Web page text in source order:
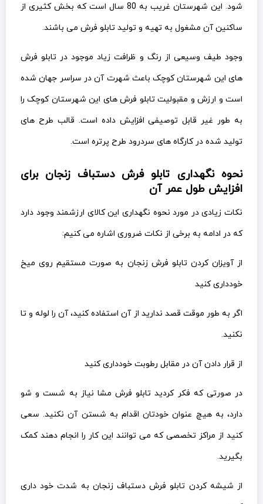
شود. این شهرستان غریب به 80 سال است که بخش کثیری از
ساکنین آن مشغول به تهیه و تولید تابلو فرش می باشند.
وجود طیف وسیعی از رنگ و ظرافت زیاد موجود در تابلو فرش
های این شهرستان کوچک باعث شهرت آن در سراسر جهان شده
است و ارزش و مقبولیت تابلو فرش های این شهرستان کوچک را
به طور غیر قابل توصیفی افزایش داده است. قالب طرح های
تولید شده در کارگاه های سردرود طرح پرتره است.
نحوه نگهداری تابلو فرش دستباف زنجان برای
افزایش طول عمر آن
نکات زیادی در مورد نحوه نگهداری این کالای ارزشمند وجود دارد
که در ادامه به برخی از نکات ضروری اشاره می کنیم:
از آویزان کردن تابلو فرش زنجان به صورت مستقیم روی میخ
خودداری کنید
اگر به طور موقت قصد ندارید از آن استفاده کنید، آن را لوله و تا
نکنید.
از قرار دادن آن در مقابل رطوبت خودداری کنید
در صورتی که فکر کردید تابلو فرش مشا نیاز به شست و شو
دارد، به هیچ عنوان خودتان اقدام به شستن آن نکنید. سعی
کنید از مراکز تخصصی که می توانند این کار را انجام دهند کمک
بگیرید.
از شیشه کردن تابلو فرش دستباف زنجان به شدت خود داری